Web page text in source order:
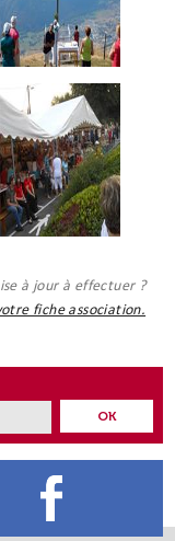
à jour à effectuer ?
fiche association.
OK